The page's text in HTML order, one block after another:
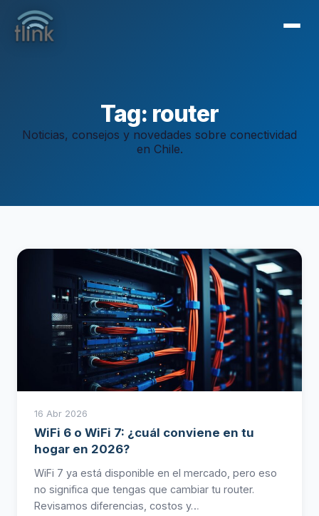
Tag: router
Noticias, consejos y novedades sobre conectividad
en Chile.
16 Abr 2026
WiFi 6 o WiFi 7: ¿cuál conviene en tu
hogar en 2026?
WiFi 7 ya está disponible en el mercado, pero eso
no significa que tengas que cambiar tu router.
Revisamos diferencias, costos y…